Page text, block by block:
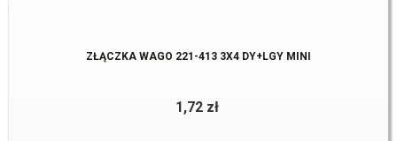
ZŁĄCZKA WAGO 221-413 3X4 DY+LGY MINI
1,72 zł